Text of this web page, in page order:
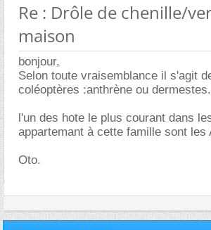
Re : Drôle de chenille/
maison
bonjour,
Selon toute vraisemblance il s'agit
coléoptères :anthrène ou dermestes.
l'un des hote le plus courant dans
appartemant à cette famille sont les
Oto.